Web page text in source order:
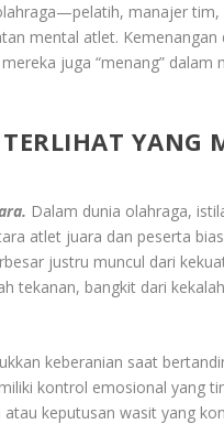
manajer
mental atlet.
juga “menang” dalam
YANG
Dalam dunia olahraga,
atlet juara dan peserta
justru muncul dari
tekanan, bangkit dari
keberanian saat
kontrol emosional yang
keputusan wasit yang